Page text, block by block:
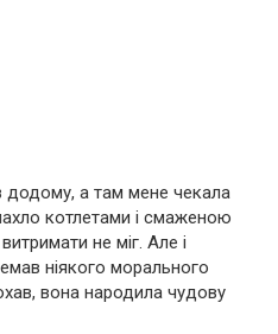
а там мене чекала
котлетами і смаженою
не міг. Але і
ніякого морального
вона народила чудову